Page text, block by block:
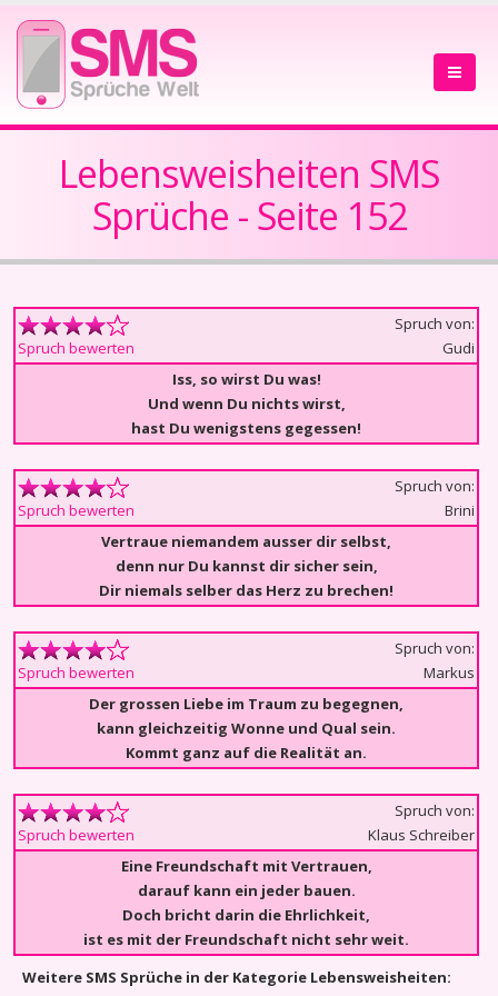
Lebensweisheiten SMS
Sprüche - Seite 152
Spruch bewerten
Spruch von:
Gudi
Iss, so wirst Du was!
Und wenn Du nichts wirst,
hast Du wenigstens gegessen!
Spruch bewerten
Spruch von:
Brini
Vertraue niemandem ausser dir selbst,
denn nur Du kannst dir sicher sein,
Dir niemals selber das Herz zu brechen!
Spruch bewerten
Spruch von:
Markus
Der grossen Liebe im Traum zu begegnen,
kann gleichzeitig Wonne und Qual sein.
Kommt ganz auf die Realität an.
Spruch bewerten
Spruch von:
Klaus Schreiber
Eine Freundschaft mit Vertrauen,
darauf kann ein jeder bauen.
Doch bricht darin die Ehrlichkeit,
ist es mit der Freundschaft nicht sehr weit.
Weitere SMS Sprüche in der Kategorie Lebensweisheiten: